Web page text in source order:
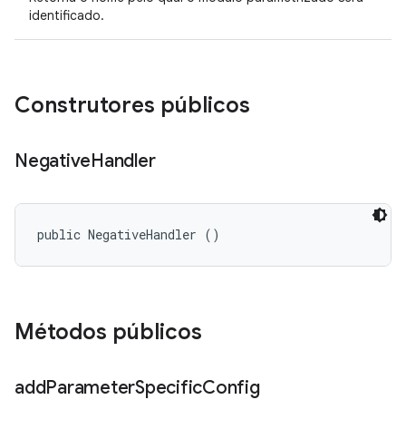
identificado.
Construtores públicos
NegativeHandler
public NegativeHandler ()
Métodos públicos
addParameterSpecificConfig